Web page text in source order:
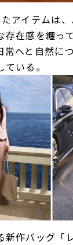
アイテムは
存在感を纏っ
常へと自然に
いる。
作バッグ「